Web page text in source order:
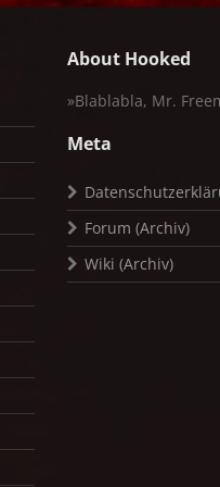
About Hooked
»Blablabla, Mr.
Meta
Forum (Archiv)
Wiki (Archiv)